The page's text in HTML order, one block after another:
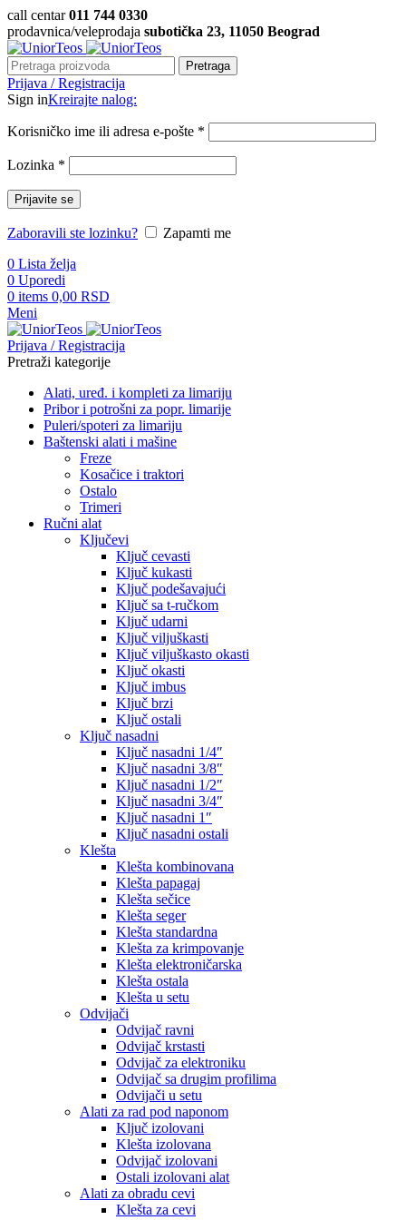
call centar011 744 0330
prodavnica/veleprodaja subotička 23, 11050 Beograd
Pretraga
Prijava / Registracija
Sign inKreirajte nalog:
Korisničko ime ili adresa e-pošte *
Lozinka *
Prijavite se
Zaboravili ste lozinku?
Zapamti me
0 Lista želja
0 Uporedi
0 items 0,00 RSD
Meni
Prijava / Registracija
Pretraži kategorije
Alati, uređ. i kompleti za limariju
Pribor i potrošni za popr. limarije
Puleri/spoteri za limariju
Baštenski alati i mašine
Freze
Kosačice i traktori
Ostalo
Trimeri
Ručni alat
Ključevi
Ključ cevasti
Ključ kukasti
Ključ podešavajući
Ključ sa t-ručkom
Ključ udarni
Ključ viljuškasti
Ključ viljuškasto okasti
Ključ okasti
Ključ imbus
Ključ brzi
Ključ ostali
Ključ nasadni
Ključ nasadni 1/4″
Ključ nasadni 3/8″
Ključ nasadni 1/2″
Ključ nasadni 3/4″
Ključ nasadni 1″
Ključ nasadni ostali
Klešta
Klešta kombinovana
Klešta papagaj
Klešta sečice
Klešta seger
Klešta standardna
Klešta za krimpovanje
Klešta elektroničarska
Klešta ostala
Klešta u setu
Odvijači
Odvijač ravni
Odvijač krstasti
Odvijač za elektroniku
Odvijač sa drugim profilima
Odvijači u setu
Alati za rad pod naponom
Ključ izolovani
Klešta izolovana
Odvijač izolovani
Ostali izolovani alat
Alati za obradu cevi
Klešta za cevi